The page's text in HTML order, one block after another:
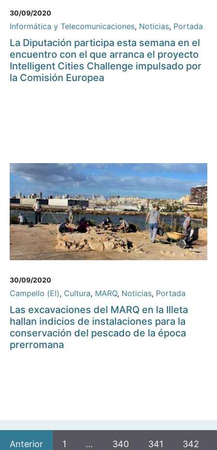
30/09/2020
Informática y Telecomunicaciones, Noticias, Portada
La Diputación participa esta semana en el
encuentro con el que arranca el proyecto
Intelligent Cities Challenge impulsado por
la Comisión Europea
30/09/2020
Campello (El), Cultura, MARQ, Noticias, Portada
Las excavaciones del MARQ en la Illeta
hallan indicios de instalaciones para la
conservación del pescado de la época
prerromana
Anterior 1 … 340 341 342